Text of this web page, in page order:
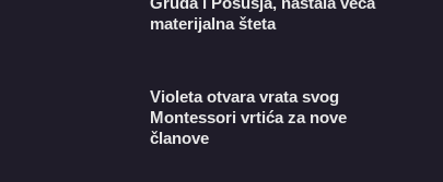
materijalna šteta
Violeta otvara vrata svog
Montessori vrtića za nove
članove